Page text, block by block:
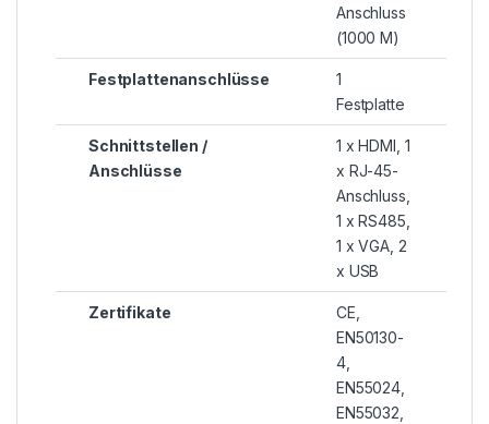
Anschluss
(1000 M)
Festplattenanschlüsse
1
Festplatte
Schnittstellen /
Anschlüsse
1 x HDMI, 1
x RJ-45-
Anschluss,
1 x RS485,
1 x VGA, 2
x USB
Zertifikate
CE,
EN50130-
4,
EN55024,
EN55032,